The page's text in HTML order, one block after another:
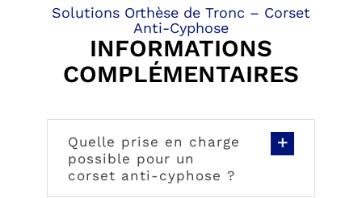
Solutions Orthèse de Tronc – Corset
Anti-Cyphose
INFORMATIONS
COMPLÉMENTAIRES
Quelle prise en charge
possible pour un
corset anti-cyphose ?